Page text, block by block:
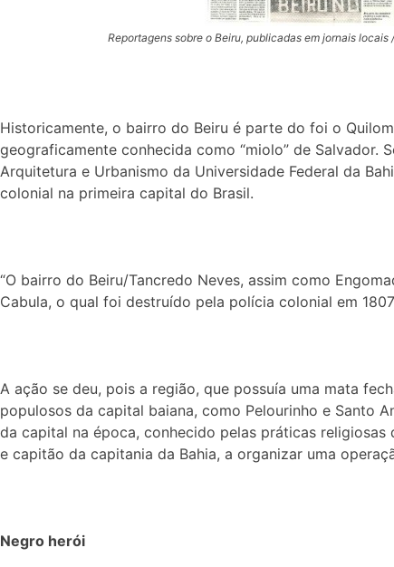
Reportagens sobre o Beiru, publicadas em jornais locais
Historicamente, o bairro do Beiru é parte do foi o
geograficamente conhecida como “miolo” de Salvador.
Arquitetura e Urbanismo da Universidade Federal da
colonial na primeira capital do Brasil.
“O bairro do Beiru/Tancredo Neves, assim como
Cabula, o qual foi destruído pela polícia colonial em
A ação se deu, pois a região, que possuía uma mata
populosos da capital baiana, como Pelourinho e Santo
da capital na época, conhecido pelas práticas
e capitão da capitania da Bahia, a organizar uma
Negro herói